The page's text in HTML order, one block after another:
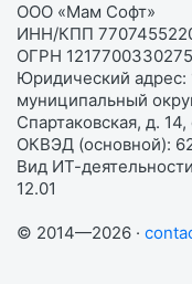
ООО «Мам Софт»
ИНН/КПП
ОГРН 1217700330275
Юридический адрес:
муниципальный
Спартаковская, д.
ОКВЭД (основной):
Вид ИТ-
12.01
© 2014—2026 ·